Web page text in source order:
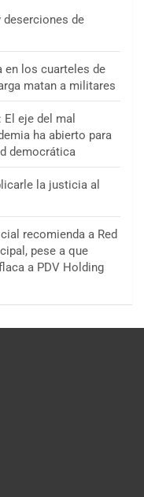
deserciones de
en los cuarteles de
matan a militares
El eje del mal
ha abierto para
democrática
la justicia al
recomienda a Red
pese a que
a PDV Holding